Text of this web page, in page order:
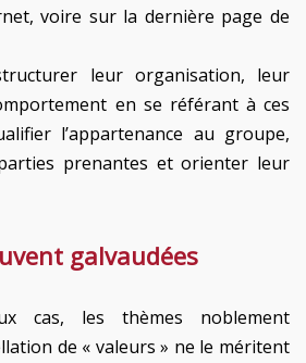
voire sur la dernière page de
leur organisation, leur
en se référant à ces
l’appartenance au groupe,
prenantes et orienter leur
galvaudées
cas, les thèmes noblement
de « valeurs » ne le méritent